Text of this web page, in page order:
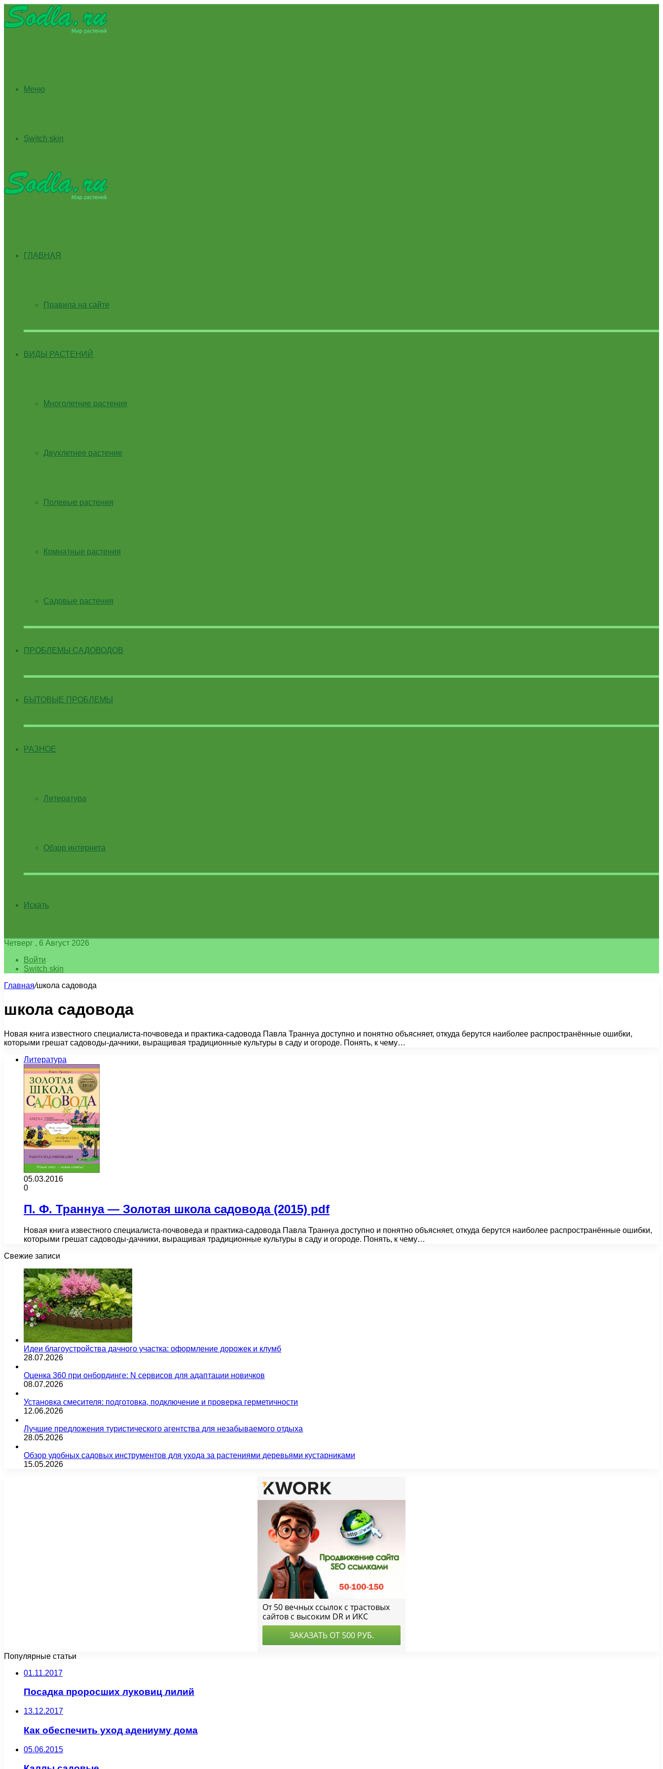
Меню
Switch skin
ГЛАВНАЯ
Правила на сайте
ВИДЫ РАСТЕНИЙ
Многолетние растения
Двухлетнее растение
Полевые растения
Комнатные растения
Садовые растения
ПРОБЛЕМЫ САДОВОДОВ
БЫТОВЫЕ ПРОБЛЕМЫ
РАЗНОЕ
Литература
Обзор интернета
Искать
Четверг , 6 Август 2026
Войти
Switch skin
Главная/школа садовода
школа садовода
Новая книга известного специалиста-почвоведа и практика-садовода Павла Траннуа доступно и понятно объясняет, откуда берутся наиболее распространённые ошибки,
которыми грешат садоводы-дачники, выращивая традиционные культуры в саду и огороде. Понять, к чему…
Литература
05.03.2016
0
П. Ф. Траннуа — Золотая школа садовода (2015) pdf
Новая книга известного специалиста-почвоведа и практика-садовода Павла Траннуа доступно и понятно объясняет, откуда берутся наиболее распространённые ошибки,
которыми грешат садоводы-дачники, выращивая традиционные культуры в саду и огороде. Понять, к чему…
Свежие записи
Идеи благоустройства дачного участка: оформление дорожек и клумб
28.07.2026
Оценка 360 при онбординге: N сервисов для адаптации новичков
08.07.2026
Установка смесителя: подготовка, подключение и проверка герметичности
12.06.2026
Лучшие предложения туристического агентства для незабываемого отдыха
28.05.2026
Обзор удобных садовых инструментов для ухода за растениями деревьями кустарниками
15.05.2026
Популярные статьи
01.11.2017
Посадка проросших луковиц лилий
13.12.2017
Как обеспечить уход адениуму дома
05.06.2015